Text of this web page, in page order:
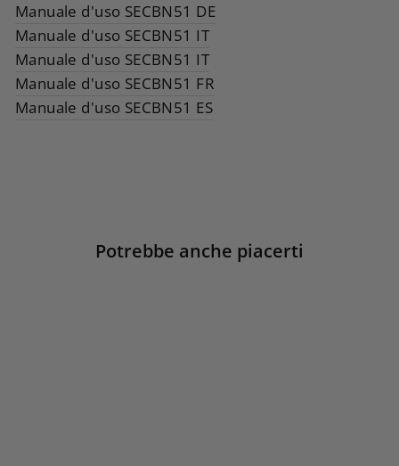
Manuale d'uso SECBN51 DE
Manuale d'uso SECBN51 IT
Manuale d'uso SECBN51 IT
Manuale d'uso SECBN51 FR
Manuale d'uso SECBN51 ES
Potrebbe anche piacerti